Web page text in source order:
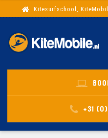
Kitesurfschool,
+31